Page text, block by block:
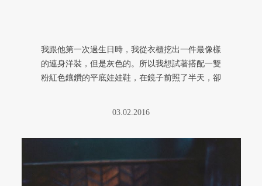
我跟他第一次過生日時，我從衣櫃挖出一件最像樣
的連身洋裝，但是灰色的。所以我想試著搭配一雙
粉紅色鑲鑽的平底娃娃鞋，在鏡子前照了半天，卻
03.02.2016